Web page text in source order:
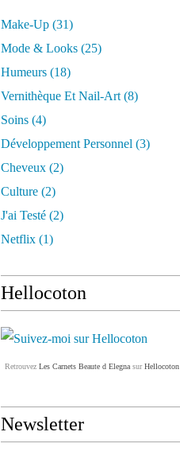
Make-Up (31)
Mode & Looks (25)
Humeurs (18)
Vernithèque Et Nail-Art (8)
Soins (4)
Développement Personnel (3)
Cheveux (2)
Culture (2)
J'ai Testé (2)
Netflix (1)
Hellocoton
Retrouvez Les Carnets Beaute d Elegna surHellocoton
Newsletter